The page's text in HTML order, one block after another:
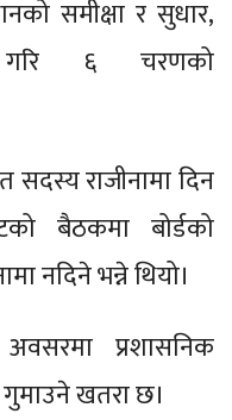
समीक्षा र सुधार,
गरि ६ चरणको
सदस्य राजीनामा दिन
बैठकमा बोर्डको
नदिने भन्ने थियो।
प्रशासनिक
खतरा छ।